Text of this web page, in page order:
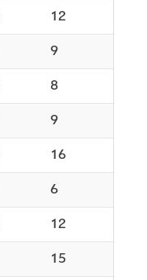
12
9
8
9
16
6
12
15